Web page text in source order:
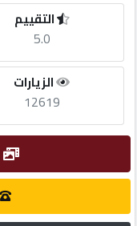
طلب
التقييم
5.0
الزيارات
12619